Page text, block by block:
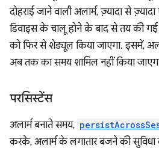
दोहराई जाने वाली अलार्म, ज़्यादा से
डिवाइस के चालू होने के बाद से तय की
को फिर से शेड्यूल किया जाएगा. इसमें,
अब तक का समय शामिल नहीं किया
परसिस्टेंस
अलार्म बनाते समय,
करके, अलार्म के लगातार बजने की सुविधा